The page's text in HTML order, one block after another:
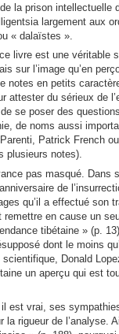
la prison intellectuelle
largement aux
« dalaïstes ».
livre est une véritable
sur l’image qu’en
notes en petits
attester du sérieux de
se poser des
de noms aussi
Patrick French
plusieurs notes).
pas masqué. Dans
de
qu’il a effectué son
remettre en cause un
tibétaine » (p.
dont le moins
scientifique, Donald
un aperçu qui est
est vrai, ses
la rigueur de l’analyse.